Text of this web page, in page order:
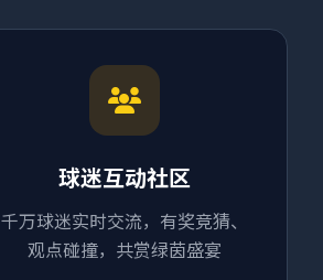
球迷互动社区
千万球迷实时交流，有奖竞猜、
观点碰撞，共赏绿茵盛宴